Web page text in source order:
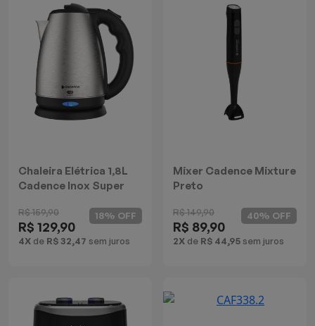
Chaleira Elétrica 1,8L
Cadence Inox Super
R$ 159,90
R$ 129,90
4X de R$ 32,47 sem juros
18% OFF
Mixer Cadence Mixture
Preto
R$ 149,90
R$ 89,90
2X de R$ 44,95 sem juros
40% OFF